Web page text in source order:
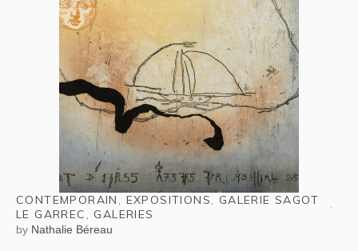
CONTEMPORAIN , EXPOSITIONS, GALERIE SAGOT
LE GARREC , GALERIES
by Nathalie Béreau